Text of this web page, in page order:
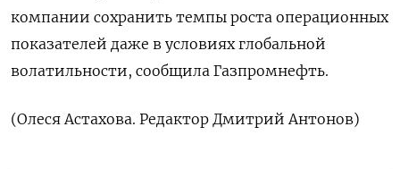
компании сохранить темпы роста операционных
показателей даже в условиях глобальной
волатильности, сообщила Газпромнефть.
(Олеся Астахова. Редактор Дмитрий Антонов)